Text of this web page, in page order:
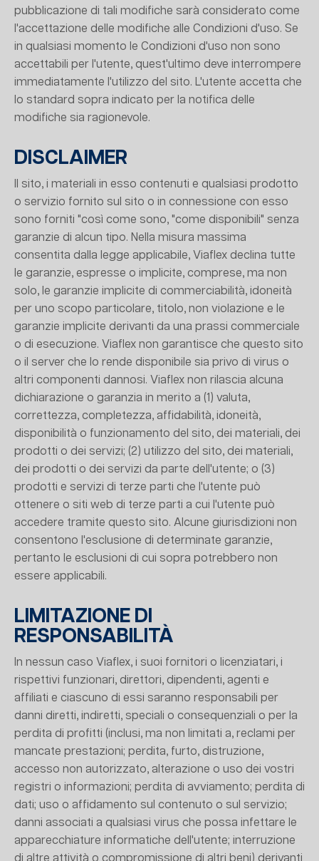
pubblicazione di tali modifiche sarà considerato come
l'accettazione delle modifiche alle Condizioni d'uso. Se
in qualsiasi momento le Condizioni d'uso non sono
accettabili per l'utente, quest'ultimo deve interrompere
immediatamente l'utilizzo del sito. L'utente accetta che
lo standard sopra indicato per la notifica delle
modifiche sia ragionevole.
DISCLAIMER
Il sito, i materiali in esso contenuti e qualsiasi prodotto
o servizio fornito sul sito o in connessione con esso
sono forniti "così come sono, "come disponibili" senza
garanzie di alcun tipo. Nella misura massima
consentita dalla legge applicabile, Viaflex declina tutte
le garanzie, espresse o implicite, comprese, ma non
solo, le garanzie implicite di commerciabilità, idoneità
per uno scopo particolare, titolo, non violazione e le
garanzie implicite derivanti da una prassi commerciale
o di esecuzione. Viaflex non garantisce che questo sito
o il server che lo rende disponibile sia privo di virus o
altri componenti dannosi. Viaflex non rilascia alcuna
dichiarazione o garanzia in merito a (1) valuta,
correttezza, completezza, affidabilità, idoneità,
disponibilità o funzionamento del sito, dei materiali, dei
prodotti o dei servizi; (2) utilizzo del sito, dei materiali,
dei prodotti o dei servizi da parte dell'utente; o (3)
prodotti e servizi di terze parti che l'utente può
ottenere o siti web di terze parti a cui l'utente può
accedere tramite questo sito. Alcune giurisdizioni non
consentono l'esclusione di determinate garanzie,
pertanto le esclusioni di cui sopra potrebbero non
essere applicabili.
LIMITAZIONE DI
RESPONSABILITÀ
In nessun caso Viaflex, i suoi fornitori o licenziatari, i
rispettivi funzionari, direttori, dipendenti, agenti e
affiliati e ciascuno di essi saranno responsabili per
danni diretti, indiretti, speciali o consequenziali o per la
perdita di profitti (inclusi, ma non limitati a, reclami per
mancate prestazioni; perdita, furto, distruzione,
accesso non autorizzato, alterazione o uso dei vostri
registri o informazioni; perdita di avviamento; perdita di
dati; uso o affidamento sul contenuto o sul servizio;
danni associati a qualsiasi virus che possa infettare le
apparecchiature informatiche dell'utente; interruzione
di altre attività o compromissione di altri beni) derivanti